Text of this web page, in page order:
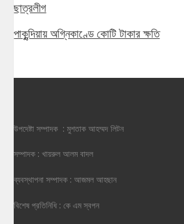
ছাত্রলীগ
পাকুন্দিয়ায় অগ্নিকাণ্ডে কোটি টাকার ক্ষতি
উপদেষ্টা সম্পাদক : মুশতাক আহম্মদ লিটন
সম্পাদক : খায়রুল আলম বাদল
ব্যবস্থাপনা সম্পাদক : আজমল আহছান
বিশেষ প্রতিনিধি : কে এম স্বপন